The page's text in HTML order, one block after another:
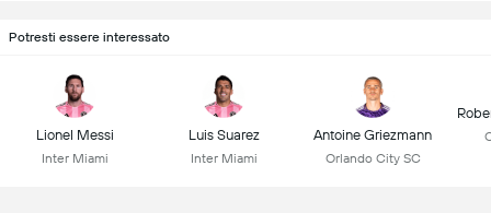
Potresti essere interessato
Lionel Messi
Inter Miami
Luis Suarez
Inter Miami
Antoine Griezmann
Orlando City SC